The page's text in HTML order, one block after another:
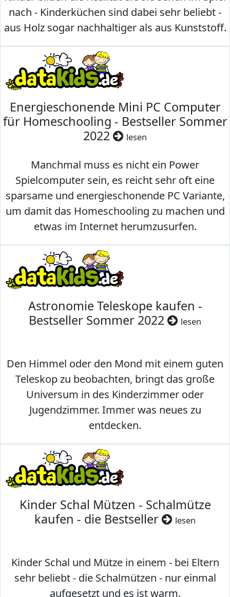
nach - Kinderküchen sind dabei sehr beliebt -
aus Holz sogar nachhaltiger als aus Kunststoff.
Energieschonende Mini PC Computer
für Homeschooling - Bestseller Sommer
2022
lesen
Manchmal muss es nicht ein Power
Spielcomputer sein, es reicht sehr oft eine
sparsame und energieschonende PC Variante,
um damit das Homeschooling zu machen und
etwas im Internet herumzusurfen.
Astronomie Teleskope kaufen -
Bestseller Sommer 2022
lesen
Den Himmel oder den Mond mit einem guten
Teleskop zu beobachten, bringt das große
Universum in des Kinderzimmer oder
Jugendzimmer. Immer was neues zu
entdecken.
Kinder Schal Mützen - Schalmütze
kaufen - die Bestseller
lesen
Kinder Schal und Mütze in einem - bei Eltern
sehr beliebt - die Schalmützen - nur einmal
aufgesetzt und es ist warm.